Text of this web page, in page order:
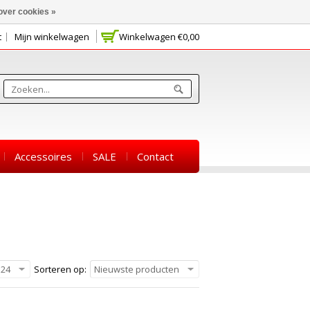
Winkelwagen €0,00
Mijn winkelwagen
Accessoires SALE Contact
Sorteren op: Nieuwste producten
24
cookies »